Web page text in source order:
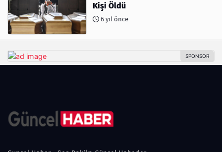
Kişi Öldü
6 yıl önce